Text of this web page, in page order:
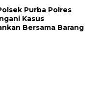
Purba Polres
Kasus
Bersama Barang